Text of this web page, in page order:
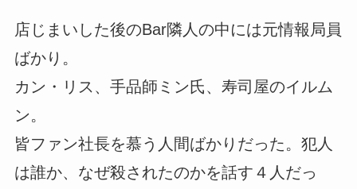
店じまいした後のBar隣人の中には元情報局員
ばかり。
カン・リス、手品師ミン氏、寿司屋のイルム
ン。
皆ファン社長を慕う人間ばかりだった。犯人
は誰か、なぜ殺されたのかを話す４人だっ